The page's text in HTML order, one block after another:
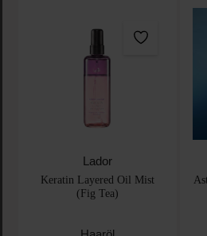
Lador
Keratin Layered Oil Mist
(Fig Tea)